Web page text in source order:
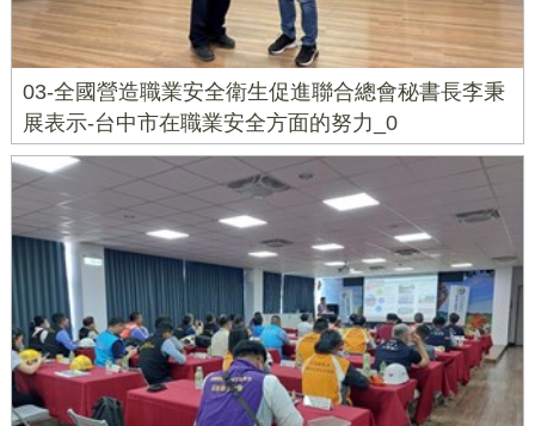
03-全國營造職業安全衛生促進聯合總會秘書長李秉
展表示-台中市在職業安全方面的努力_0